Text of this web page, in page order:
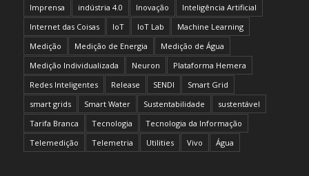
Imprensa
indústria 4.0 Inovação
Inteligência Artificial
Internet das Coisas
IoT IoT Lab
Machine Learning
Medição
Medição de Energia
Medição de Água
Medição Individualizada
Neuron
Plataforma Hemera
Redes Inteligentes
Release SENDI
Smart Grid
smart grids
Smart Water Sustentabilidade
sustentável
Tarifa Branca
Tecnologia
Tecnologia da Informação
Telemedição
Telemetria Utilities Vivo Água